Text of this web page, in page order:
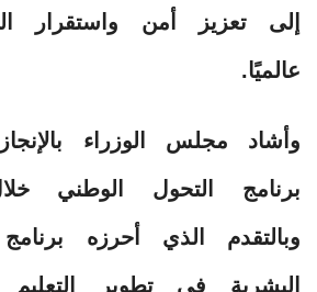
إلى تعزيز أمن واستقرار
عالميًا.
وأشاد مجلس الوزراء
وبالتقدم الذي أحرزه
البشرية في تطوير